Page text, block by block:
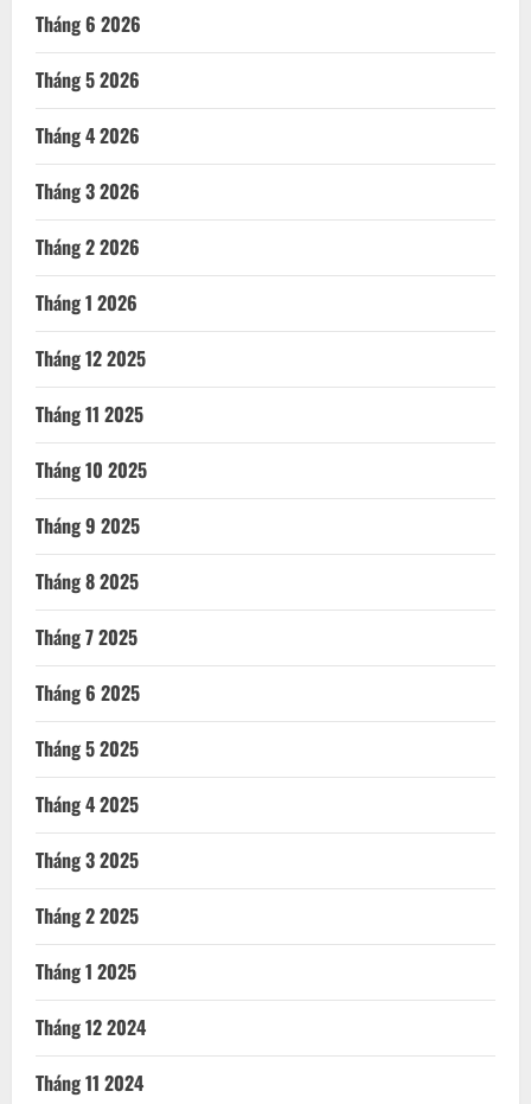
Tháng 6 2026
Tháng 5 2026
Tháng 4 2026
Tháng 3 2026
Tháng 2 2026
Tháng 1 2026
Tháng 12 2025
Tháng 11 2025
Tháng 10 2025
Tháng 9 2025
Tháng 8 2025
Tháng 7 2025
Tháng 6 2025
Tháng 5 2025
Tháng 4 2025
Tháng 3 2025
Tháng 2 2025
Tháng 1 2025
Tháng 12 2024
Tháng 11 2024